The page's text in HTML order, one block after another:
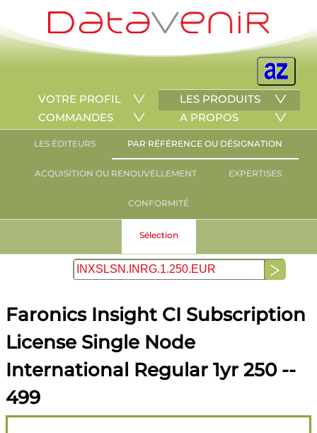
VOTRE PROFIL
LES PRODUITS
COMMANDES
A PROPOS
LES ÉDITEURS PAR RÉFÉRENCE OU DÉSIGNATION
ACQUISITION OU RENOUVELLEMENT EXPERTISES
CONFORMITÉ
Sélection
Faronics Insight CI Subscription
License Single Node
International Regular 1yr 250 --
499